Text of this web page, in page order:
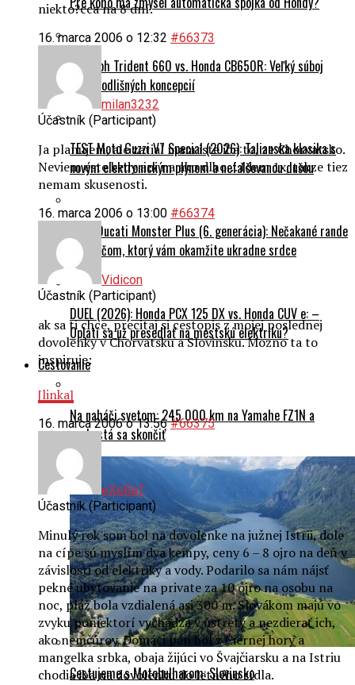
Triumph Trident 660 vs. Honda CB650R: Veľký súboj
dvoch odlišných koncepcií
TEST Moto Guzzi V7 Special (2026): Talianska klasika s
novým elektronickým plynom a nefalšovanou dušou
TEST Ducati Monster Plus (6. generácia): Nečakané rande
s naháčom, ktorý vám okamžite ukradne srdce
DUEL (2026): Honda PCX 125 DX vs. Honda CUV e: –
Oplatí sa už presedlať na mestskú elektriku?
Cestovanie
Na naháči svetom: 245 000 km na Yamahe FZ1N a
nechystá sa skončiť
Cestujeme s Motobulharom: Slovinsko
niekto?cca na 8 dní.
16. marca 2006 o 12:32 #66373
milan3232
Účastník (Participant)
Ja planujem, ale zatial mam iste iba to, ze Chorvatsko.
Neviem este kedy ani na ako dlho… Idem 1x, takze tiez
nemam skusenosti.
16. marca 2006 o 13:00 #66374
Vidicon
Účastník (Participant)
ak sa ti chce, precitaj si cestopis z mojej poslednej
dovolenky v Chorvatsku a Slovinsku. Mozno ta to
inspiruje:
[linka]
16. marca 2006 o 13:56 #66375
eXeBaT
Účastník (Participant)
Minulý rok som bol na dovolenke na južnej Istrii, dole
na cípe sú myslím dva kempy, ceny 6 – 8 ojro na deň v
závislosti od elektriky a vody. Podarilo sa nám nájsť
pekné ubytovanie na private za 10 ojro na osobu na
noc, pláž bola vzdialená asi 300 m. Slovákom majú vo
zvyku poniektorí vychádza v ústrety a nezdierať ich,
ako nemčúrov. Domáci pán bol z Čiernej hory a
mangelka srbka, obaja žijúci vo Švajčiarsku a na Istriu
chodia iba na dovolenku do letného sídla.